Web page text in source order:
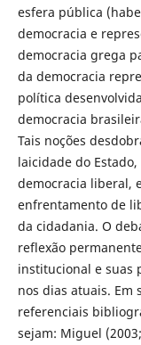
esfera pública
democracia e
democracia grega
da democracia
política
democracia
Tais noções
laicidade do
democracia liberal,
enfrentamento de
da cidadania. O
reflexão
institucional e suas
nos dias atuais. Em
referenciais
sejam: Miguel